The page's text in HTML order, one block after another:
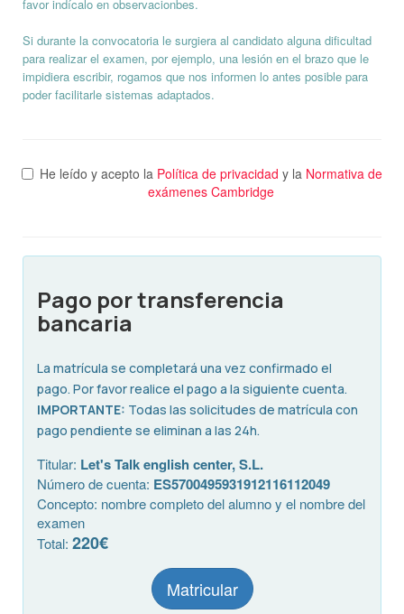
favor indícalo en observacionbes.
Si durante la convocatoria le surgiera al candidato alguna dificultad
para realizar el examen, por ejemplo, una lesión en el brazo que le
impidiera escribir, rogamos que nos informen lo antes posible para
poder facilitarle sistemas adaptados.
He leído y acepto la Política de privacidad y la Normativa de
exámenes Cambridge
Pago por transferencia
bancaria
La matrícula se completará una vez confirmado el
pago. Por favor realice el pago a la siguiente cuenta.
IMPORTANTE: Todas las solicitudes de matrícula con
pago pendiente se eliminan a las 24h.
Titular: Let's Talk english center, S.L.
Número de cuenta: ES5700495931912116112049
Concepto: nombre completo del alumno y el nombre del
examen
Total: 220€
Matricular